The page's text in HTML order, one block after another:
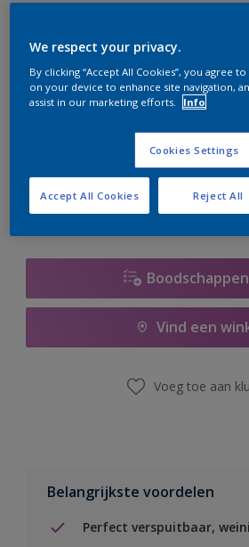
te bestellen. Houd de website in de
er hard aan om de voorraad aan te
Vind een
Voeg toe aan
Belangrijkste voordelen
Perfect verspuitbaar,
We respect your privacy.
By clicking “Accept All Cookies”, you agree
on your device to enhance site navigation,
assist in our marketing efforts.
Info
Cookies Settings
Reject All
Accept All Cookies